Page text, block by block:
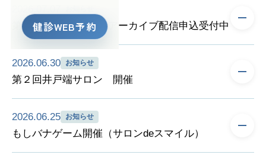
健診WEB予約
情報を一覧としてまとめ、相談室のホームページより閲覧・ダウ
ンロードができるようになりました。
ぜひ日々の業務にお役立てください。
【調査した項目】
特定行為研修修了看護師の在籍と分野
・外国語対応、外国人労働者の在籍
・休日の訪問体制と緊急時対応、24時間体制
回 逗葉歯科医師会在宅歯科医療研修会 及び
令和８年度 第１回 逗葉地域多職種連携研修会を共同開催いたし
ました。
今回のテーマは「医療・介護職のための口腔ケアセミナー」で、
現場でご活躍されている訪問歯科衛生士の方を講師に招き、口腔
観察や口腔ケアのポイントをご講義いただきました。
研修では実技の時間もあり、参加者同士がペアとなって、お互い
の口腔ケアを行いました。
参加者からは、「実習ができて良かった」「実際ケアを受ける側
第2回井戸端サロン アーカイブ配信申込受付中
6月25日に開催いたしました、第２回井戸端サロンのアーカイブ
配信の受付を開始いたしました。
ご都合が合わず、サロンに参加できなかった方も、お時間のある
時にご視聴いただけます。
ご興味がございましたら、相談室にご連絡いただくか、下記のリ
ンクよりお申込みください。
皆様のお申込みをお待ちしております。
2026.06.30 お知らせ
第２回井戸端サロン 開催
害～介護現場での対応方法～」をZoomにて開催いたしました。
講師：いけがみ眼科整形外科 副院長 澤崎弘美 様
参加者：12名
2026.06.25 お知らせ
もしバナゲーム開催（サロンdeスマイル）